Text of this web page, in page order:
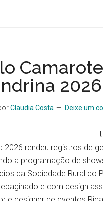
2026
Claudia Costa Deixe um
2026 rendeu registros de
a programação de
da Sociedade Rural do
e com design